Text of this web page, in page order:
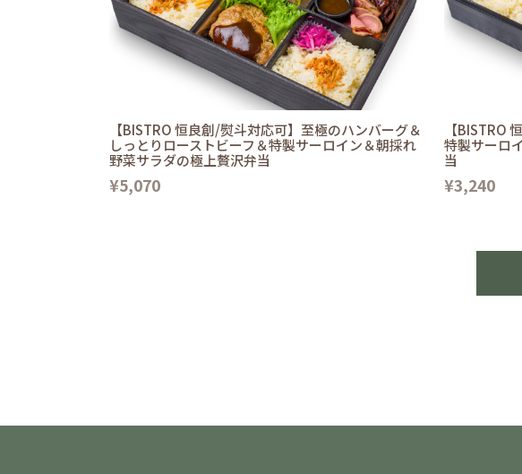
【BISTRO 恒良創/熨斗対応可】至極のハンバーグ＆
しっとりローストビーフ＆特製サーロイン＆朝採れ
野菜サラダの極上贅沢弁当
¥5,070
【BISTRO
特製サーロ
当
¥3,240